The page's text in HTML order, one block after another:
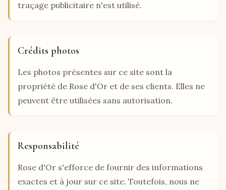
traçage publicitaire n'est utilisé.
Crédits photos
Les photos présentes sur ce site sont la
propriété de Rose d'Or et de ses clients. Elles ne
peuvent être utilisées sans autorisation.
Responsabilité
Rose d'Or s'efforce de fournir des informations
exactes et à jour sur ce site. Toutefois, nous ne